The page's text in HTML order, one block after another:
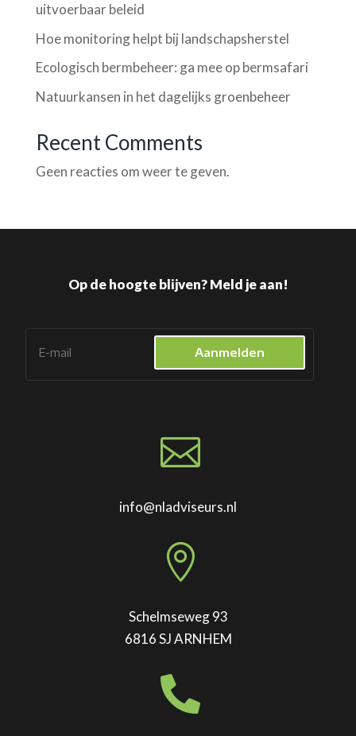
uitvoerbaar beleid
Hoe monitoring helpt bij landschapsherstel
Ecologisch bermbeheer: ga mee op bermsafari
Natuurkansen in het dagelijks groenbeheer
Recent Comments
Geen reacties om weer te geven.
Op de hoogte blijven? Meld je aan!
Aanmelden

info@nladviseurs.nl

Schelmseweg 93
6816 SJ ARNHEM
